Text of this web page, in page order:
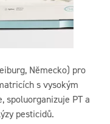
Německo) pro
s vysokým
spoluorganizuje PT a
pesticidů.